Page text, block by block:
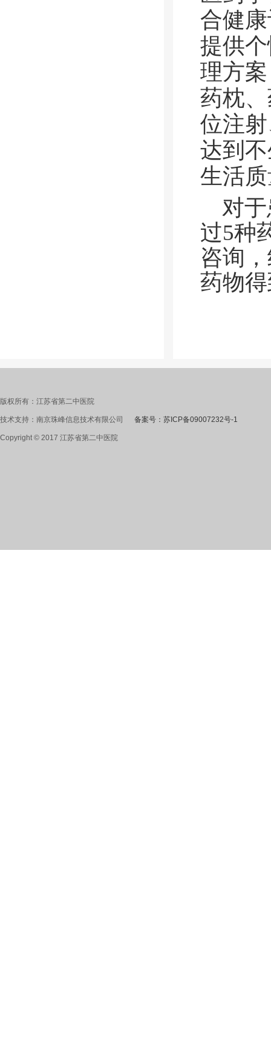
合健
提供
理方
药枕
位注
达到
生活
对
过5种
咨询
药物
版权所有：江苏省第二中医院
技术支持：南京珠峰信息技术有限公司 备案号：苏ICP备09007232号-1
Copyright © 2017 江苏省第二中医院